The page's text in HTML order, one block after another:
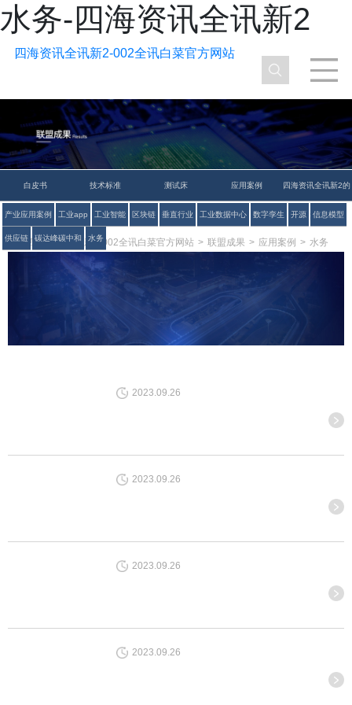
水务-四海资讯全讯新2
四海资讯全讯新2-002全讯白菜官方网站
白皮书 技术标准 测试床 应用案例
产业应用案例 工业app 工业智能 区块链 垂直行业 工业数据中心 数字孪生 开源 信息模型
供应链 碳达峰碳中和 水务
四海资讯全讯新2的
解决方案
四海资讯全讯新2-002全讯白菜官方网站 > 联盟成果 > 应用案例 > 水务
2023.09.26
2023.09.26
2023.09.26
2023.09.26